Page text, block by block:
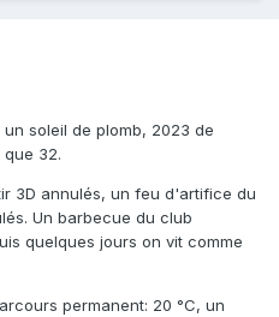
soleil de plomb, 2023 de
32.
3D annulés, un feu d'artifice du
Un barbecue du club
quelques jours on vit comme
permanent: 20 °C, un